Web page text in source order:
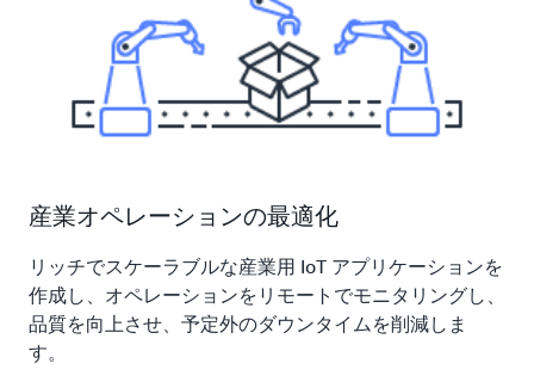
産業オペレーションの最適化
リッチでスケーラブルな産業用 IoT アプリケーションを
作成し、オペレーションをリモートでモニタリングし、
品質を向上させ、予定外のダウンタイムを削減しま
す。